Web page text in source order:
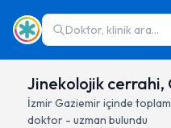
Doktor, klinik ara...
Jinekolojik
İzmirGaziemiriçinde toplam
doktor - uzman bulundu